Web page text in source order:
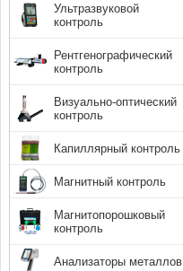
Ультразвуковой
контроль
Рентгенографический
контроль
Визуально-оптический
контроль
Капиллярный контроль
Магнитный контроль
Магнитопорошковый
контроль
Анализаторы металлов